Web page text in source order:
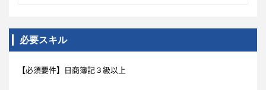
必要スキル
【必須要件】日商簿記３級以上